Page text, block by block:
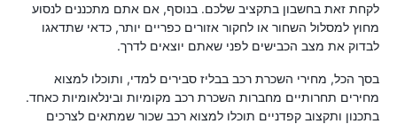
לקחת זאת בחשבון בתקציב שלכם. בנוסף, אם אתם מתכננים לנסוע
מחוץ למסלול השחור או לחקור אזורים כפריים יותר, כדאי שתדאגו
לבדוק את מצב הכבישים לפני שאתם יוצאים לדרך.
בסך הכל, מחירי השכרת רכב בבליז סבירים למדי, ותוכלו למצוא
מחירים תחרותיים מחברות השכרת רכב מקומיות ובינלאומיות כאחד.
בתכנון ותקצוב קפדניים תוכלו למצוא רכב שכור שמתאים לצרכים